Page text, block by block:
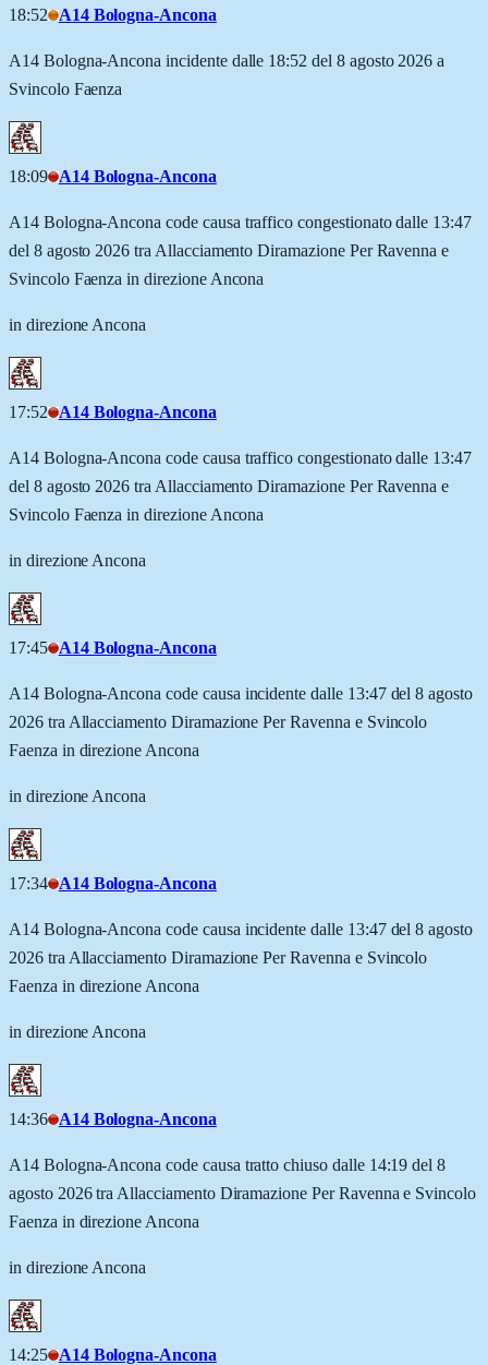
18:52 A14 Bologna-Ancona
A14 Bologna-Ancona incidente dalle 18:52 del 8 agosto 2026 a
Svincolo Faenza
18:09 A14 Bologna-Ancona
A14 Bologna-Ancona code causa traffico congestionato dalle 13:47
del 8 agosto 2026 tra Allacciamento Diramazione Per Ravenna e
Svincolo Faenza in direzione Ancona
in direzione Ancona
17:52 A14 Bologna-Ancona
A14 Bologna-Ancona code causa traffico congestionato dalle 13:47
del 8 agosto 2026 tra Allacciamento Diramazione Per Ravenna e
Svincolo Faenza in direzione Ancona
in direzione Ancona
17:45 A14 Bologna-Ancona
A14 Bologna-Ancona code causa incidente dalle 13:47 del 8 agosto
2026 tra Allacciamento Diramazione Per Ravenna e Svincolo
Faenza in direzione Ancona
in direzione Ancona
17:34 A14 Bologna-Ancona
A14 Bologna-Ancona code causa incidente dalle 13:47 del 8 agosto
2026 tra Allacciamento Diramazione Per Ravenna e Svincolo
Faenza in direzione Ancona
in direzione Ancona
14:36 A14 Bologna-Ancona
A14 Bologna-Ancona code causa tratto chiuso dalle 14:19 del 8
agosto 2026 tra Allacciamento Diramazione Per Ravenna e Svincolo
Faenza in direzione Ancona
in direzione Ancona
14:25 A14 Bologna-Ancona